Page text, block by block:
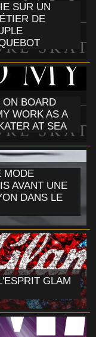
SUR UN
DE
BOARD
WORK AS A
AT SEA
MODE
AVANT UNE
DANS LE
GLAM